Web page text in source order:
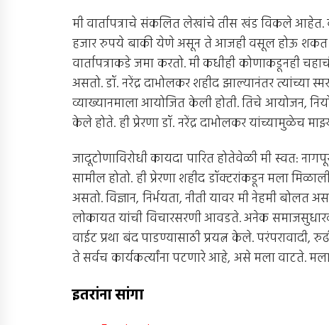
मी वार्तापत्राचे संकलित लेखांचे तीस खंड विकले आहेत.
हजार रुपये बाकी येणे असून ते आजही वसूल होऊ शकत
वार्तापत्राकडे जमा करतो. मी कधीही कोणाकडूनही
असतो. डॉ. नरेंद्र दाभोलकर शहीद झाल्यानंतर त्यांच्या
व्याख्यानमाला आयोजित केली होती. तिचे आयोजन,
केले होते. ही प्रेरणा डॉ. नरेंद्र दाभोलकर यांच्यामुळेच
जादूटोणाविरोधी कायदा पारित होतेवेळी मी स्वत:
सामील होतो. ही प्रेरणा शहीद डॉक्टरांकडून मला
असतो. विज्ञान, निर्भयता, नीती यावर मी नेहमी बोलत
लोकायत यांची विचारसरणी आवडते. अनेक
वाईट प्रथा बंद पाडण्यासाठी प्रयत्न केले. परंपरावादी,
ते सर्वच कार्यकर्त्यांना पटणारे आहे, असे मला वाटते.
इतरांना सांगा